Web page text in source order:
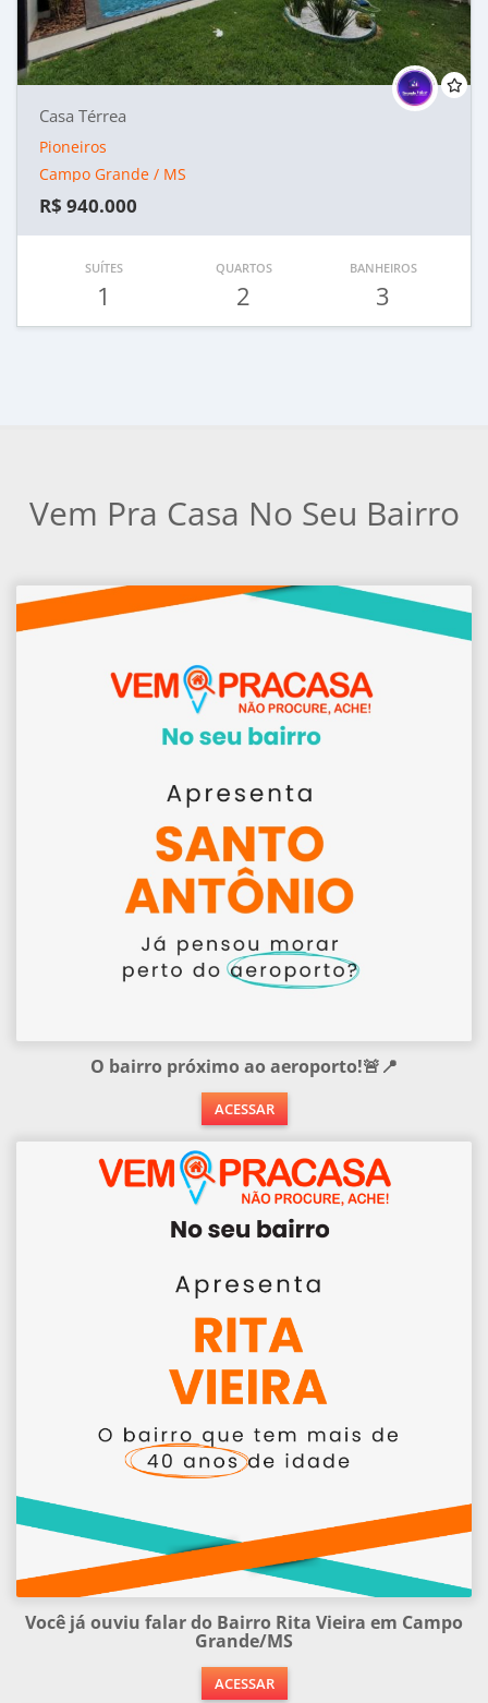
Casa Térrea
Pioneiros
Campo Grande / MS
R$ 940.000
SUÍTES
1
QUARTOS
2
BANHEIROS
3
Vem Pra Casa No Seu Bairro
O bairro próximo ao aeroporto!🚨📍
ACESSAR
Você já ouviu falar do Bairro Rita Vieira em Campo
Grande/MS
ACESSAR